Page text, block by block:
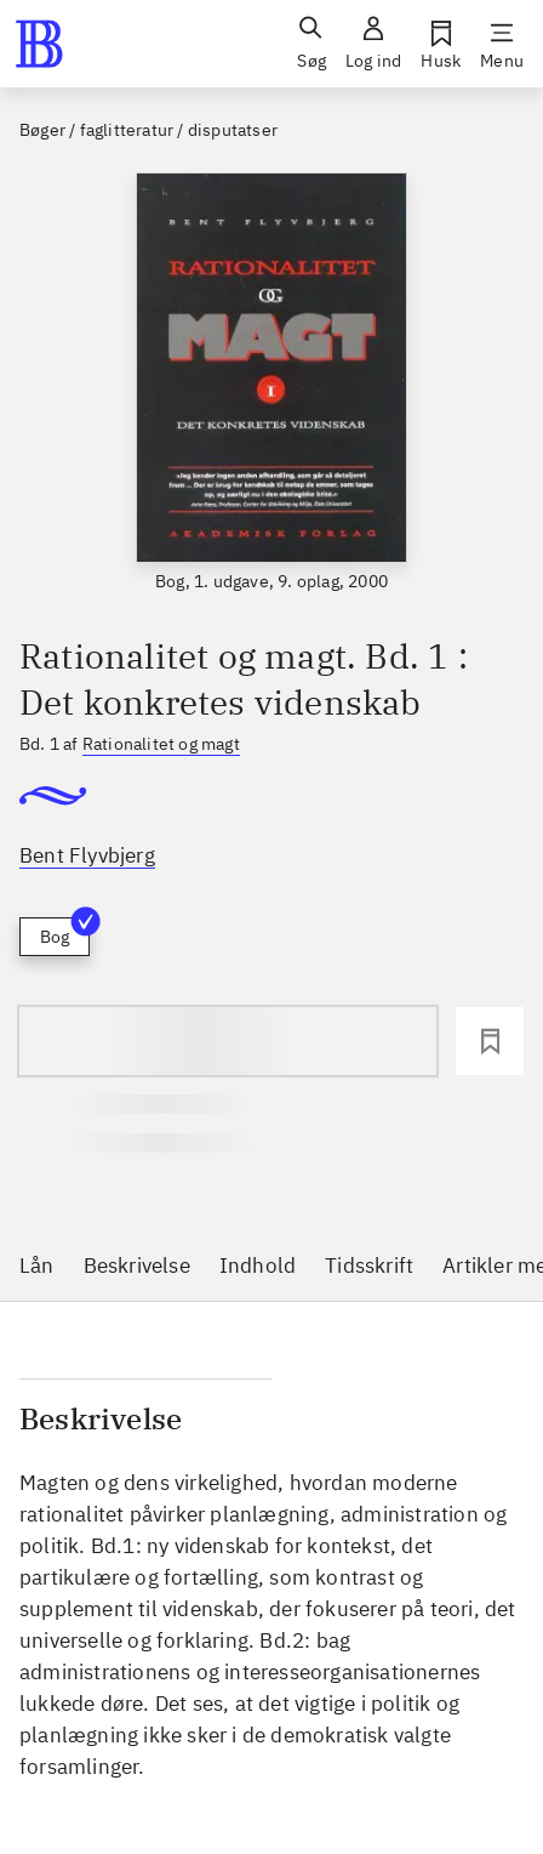
Søg Log ind Husk Menu
Bøger / faglitteratur / disputatser
Bog, 1. udgave, 9. oplag, 2000
Rationalitet og magt. Bd. 1 :
Det konkretes videnskab
Bd. 1 af Rationalitet og magt
Bent Flyvbjerg
Bog
Lån Beskrivelse Indhold Tidsskrift Artikler
Beskrivelse
Magten og dens virkelighed, hvordan moderne
rationalitet påvirker planlægning, administration og
politik. Bd.1: ny videnskab for kontekst, det
partikulære og fortælling, som kontrast og
supplement til videnskab, der fokuserer på teori, det
universelle og forklaring. Bd.2: bag
administrationens og interesseorganisationernes
lukkede døre. Det ses, at det vigtige i politik og
planlægning ikke sker i de demokratisk valgte
forsamlinger.